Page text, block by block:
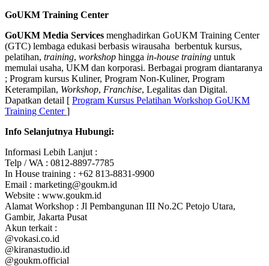
GoUKM Training Center
GoUKM Media Services menghadirkan GoUKM Training Center
(GTC) lembaga edukasi berbasis wirausaha berbentuk kursus,
pelatihan, training, workshop hingga in-house training untuk
memulai usaha, UKM dan korporasi. Berbagai program diantaranya
; Program kursus Kuliner, Program Non-Kuliner, Program
Keterampilan, Workshop, Franchise, Legalitas dan Digital.
Dapatkan detail [ Program Kursus Pelatihan Workshop GoUKM
Training Center]
Info Selanjutnya Hubungi:
Informasi Lebih Lanjut :
Telp / WA : 0812-8897-7785
In House training : +62 813-8831-9900
Email : marketing@goukm.id
Website : www.goukm.id
Alamat Workshop : Jl Pembangunan III No.2C Petojo Utara,
Gambir, Jakarta Pusat
Akun terkait :
@vokasi.co.id
@kiranastudio.id
@goukm.official